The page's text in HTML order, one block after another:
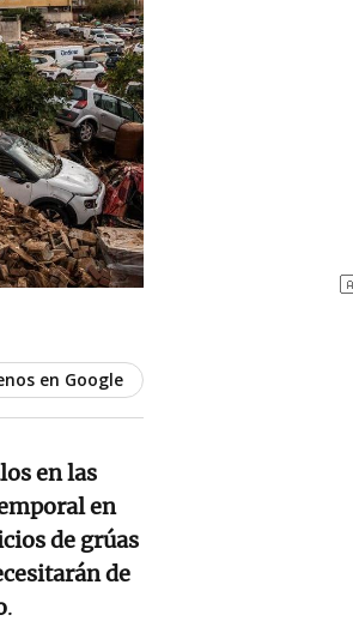
en Google
en las
en
de grúas
de
.